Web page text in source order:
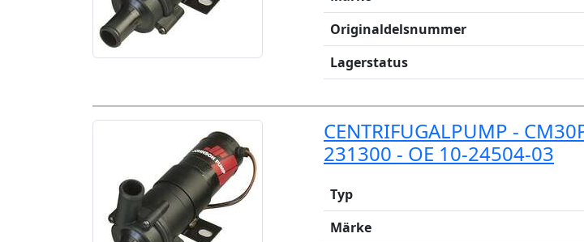
Originaldelsnummer
Lagerstatus
CENTRIFUGALPUMP -
231300 - OE 10-24504-03
Typ
Märke